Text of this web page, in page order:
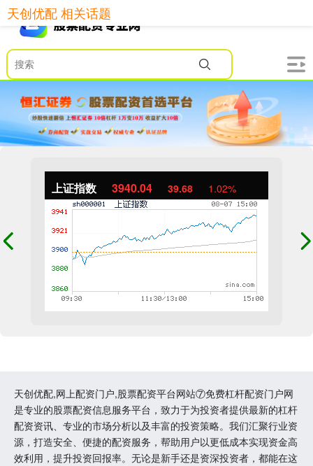
上证指数 3940.04 39.68 1.02%
天创优配,网上配资门户,股票配资平台网站⑦免费杠杆配资门户网
是专业的股票配资信息服务平台，致力于为投资者提供最新的杠杆
配资资讯、专业的市场分析以及丰富的投资策略。我们汇聚行业资
源，打造安全、便捷的配资服务，帮助用户以更低成本实现资金高
效利用，提升投资回报率。无论是新手还是资深投资者，都能在这
天创优配 相关话题